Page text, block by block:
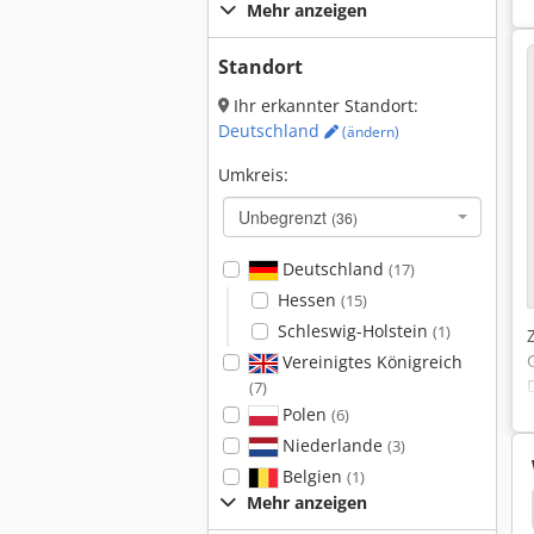
Mehr anzeigen
Standort
Ihr erkannter Standort:
Deutschland
(ändern)
Umkreis:
Unbegrenzt (36)
Deutschland (17)
Hessen (15)
Schleswig-Holstein (1)
Vereinigtes Königreich
(7)
Polen (6)
Niederlande (3)
Belgien (1)
Mehr anzeigen
Kemper 375